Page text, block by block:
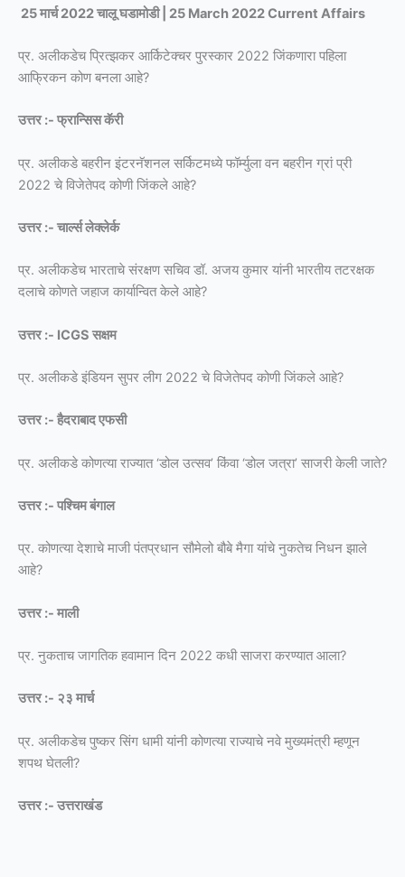
25 मार्च 2022 चालू घडामोडी | 25 March 2022 Current Affairs
प्र. अलीकडेच प्रित्झकर आर्किटेक्चर पुरस्कार 2022 जिंकणारा पहिला
आफ्रिकन कोण बनला आहे?
उत्तर :- फ्रान्सिस कॅरी
प्र. अलीकडे बहरीन इंटरनॅशनल सर्किटमध्ये फॉर्म्युला वन बहरीन ग्रां प्री
2022 चे विजेतेपद कोणी जिंकले आहे?
उत्तर :- चार्ल्स लेक्लेर्क
प्र. अलीकडेच भारताचे संरक्षण सचिव डॉ. अजय कुमार यांनी भारतीय तटरक्षक
दलाचे कोणते जहाज कार्यान्वित केले आहे?
उत्तर :- ICGS सक्षम
प्र. अलीकडे इंडियन सुपर लीग 2022 चे विजेतेपद कोणी जिंकले आहे?
उत्तर :- हैदराबाद एफसी
प्र. अलीकडे कोणत्या राज्यात ‘डोल उत्सव’ किंवा ‘डोल जत्रा’ साजरी केली जाते?
उत्तर :- पश्चिम बंगाल
प्र. कोणत्या देशाचे माजी पंतप्रधान सौमेलो बौबे मैगा यांचे नुकतेच निधन झाले
आहे?
उत्तर :- माली
प्र. नुकताच जागतिक हवामान दिन 2022 कधी साजरा करण्यात आला?
उत्तर :- २३ मार्च
प्र. अलीकडेच पुष्कर सिंग धामी यांनी कोणत्या राज्याचे नवे मुख्यमंत्री म्हणून
शपथ घेतली?
उत्तर :- उत्तराखंड